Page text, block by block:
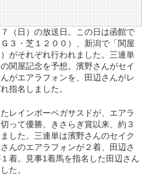
（日）の放送日。この日は函館で
３・芝１２００）、新潟で「関屋
がそれぞれ行われました。三連単
関屋記念を予想。濱野さんがセイ
がエアラフォンを、田辺さんがレ
指名しました。
レインボーペガサスドが、エアラ
って優勝。きさらぎ賞以来、約３
した。三連単は濱野さんのセイク
んのエアラフォンが２着、田辺さ
着。見事1着馬を指名した田辺さん
た。